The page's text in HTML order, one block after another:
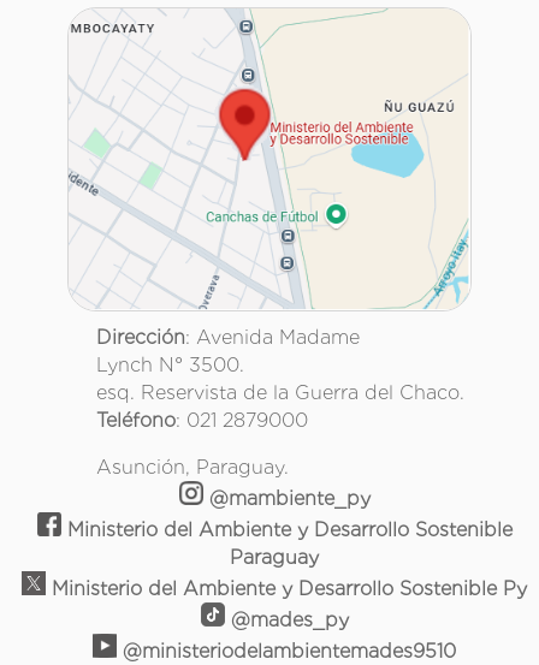
Dirección: Avenida Madame
Lynch N° 3500.
esq. Reservista de la Guerra del Chaco.
Teléfono: 021 2879000
Asunción, Paraguay.
@mambiente_py
Ministerio del Ambiente y Desarrollo Sostenible
Paraguay
Ministerio del Ambiente y Desarrollo Sostenible Py
@mades_py
@ministeriodelambientemades9510